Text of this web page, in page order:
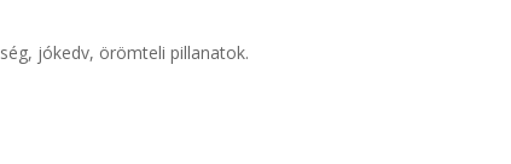
jókedv, örömteli pillanatok.